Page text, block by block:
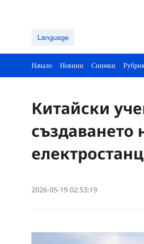
Language
Начало Новини Снимки
Китайски
създаването
2026-05-19 02:53:19